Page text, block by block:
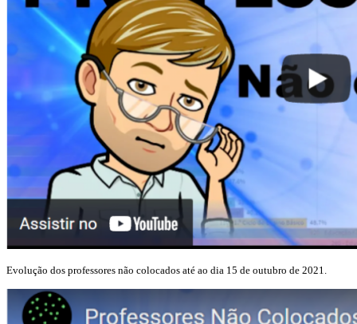
Evolução dos professores não colocados até ao dia 15 de outubro de 2021.